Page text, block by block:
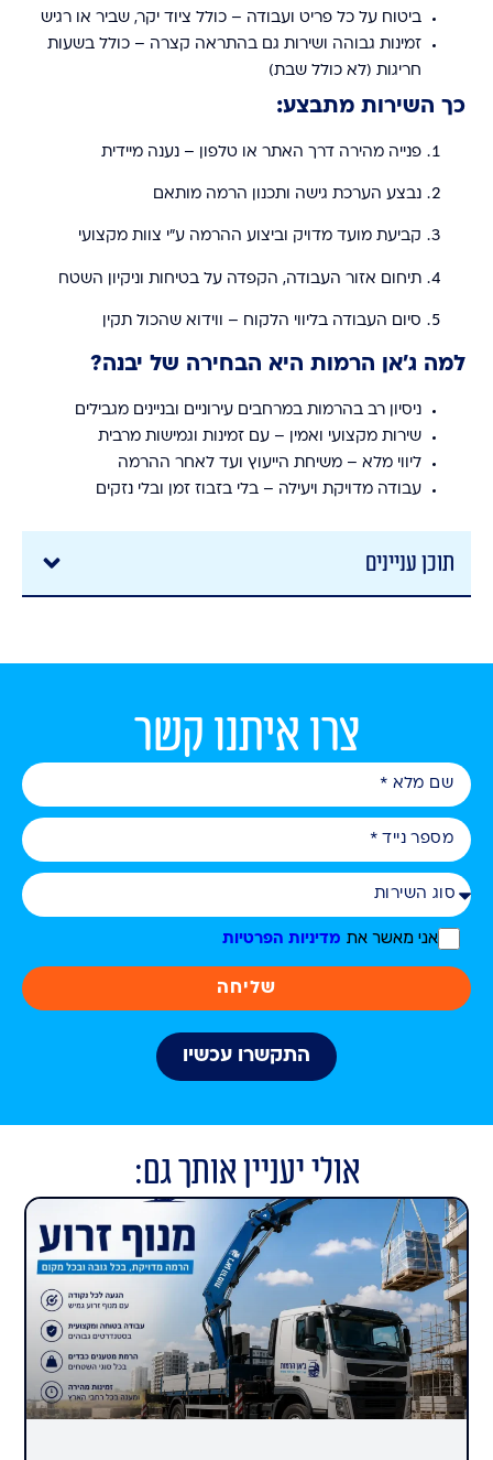
ביטוח על כל פריט ועבודה – כולל ציוד יקר, שביר או רגיש
זמינות גבוהה ושירות גם בהתראה קצרה – כולל בשעות
חריגות (לא כולל שבת)
כך השירות מתבצע:
פנייה מהירה דרך האתר או טלפון – נענה מיידית
נבצע הערכת גישה ותכנון הרמה מותאם
קביעת מועד מדויק וביצוע ההרמה ע"י צוות מקצועי
תיחום אזור העבודה, הקפדה על בטיחות וניקיון השטח
סיום העבודה בליווי הלקוח – ווידוא שהכול תקין
למה ג’אן הרמות היא הבחירה של יבנה?
ניסיון רב בהרמות במרחבים עירוניים ובניינים מגבילים
שירות מקצועי ואמין – עם זמינות וגמישות מרבית
ליווי מלא – משיחת הייעוץ ועד לאחר ההרמה
עבודה מדויקת ויעילה – בלי בזבוז זמן ובלי נזקים
תוכן עניינים
צרו איתנו קשר
אני מאשר את מדיניות הפרטיות
שליחה
התקשרו עכשיו
אולי יעניין אותך גם: